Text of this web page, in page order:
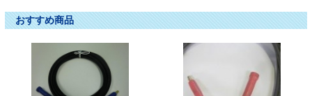
おすすめ商品